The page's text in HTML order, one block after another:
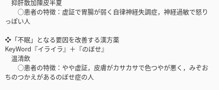
抑肝散加陳皮半夏
○患者の特徴：虚証で胃腸が弱く自律神経失調症，神経過敏で怒り
っぽい人
❖「不眠」となる要因を改善する漢方薬
KeyWord『イライラ』＋『のぼせ』
温清飲
○患者の特徴：やや虚証，皮膚がカサカサで色つやが悪く，みぞお
ちのつかえがあるのぼせ症の人